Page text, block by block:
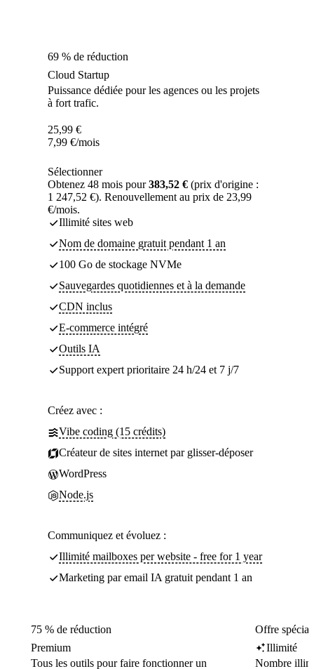
69 % de réduction
Cloud Startup
Puissance dédiée pour les agences ou les projets
à fort trafic.
25,99 €
7,99 €/mois
Sélectionner
Obtenez 48 mois pour383,52 € (prix d'origine :
1 247,52 €). Renouvellement au prix de 23,99
€/mois.
Illimité sites web
Nom de domaine gratuit pendant 1 an
100 Go de stockage NVMe
Sauvegardes quotidiennes et à la demande
CDN inclus
E-commerce intégré
Outils IA
Support expert prioritaire 24 h/24 et 7 j/7
Créez avec :
Vibe coding (15 crédits)
Créateur de sites internet par glisser-déposer
WordPress
Node.js
Communiquez et évoluez :
Illimité mailboxes per website - free for 1 year
Marketing par email IA gratuit pendant 1 an
75 % de réduction
Premium
Tous les outils pour faire fonctionner un
Offre
Illimité
Nombre